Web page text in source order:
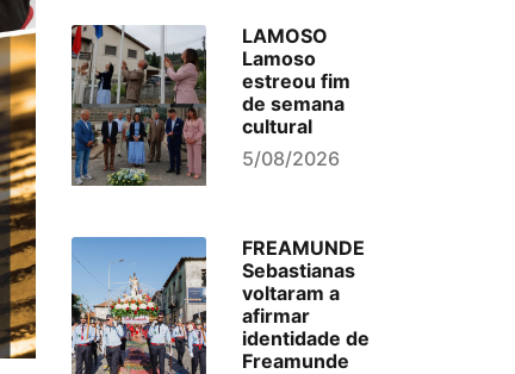
LAMOSO
Lamoso
estreou fim
de semana
cultural
5/08/2026
FREAMUNDE
Sebastianas
voltaram a
afirmar
identidade de
Freamunde